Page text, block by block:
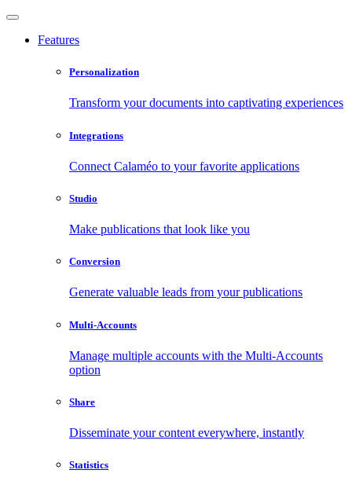
Features
Personalization
Transform your documents into captivating experiences
Integrations
Connect Calaméo to your favorite applications
Studio
Make publications that look like you
Conversion
Generate valuable leads from your publications
Multi-Accounts
Manage multiple accounts with the Multi-Accounts
option
Share
Disseminate your content everywhere, instantly
Statistics